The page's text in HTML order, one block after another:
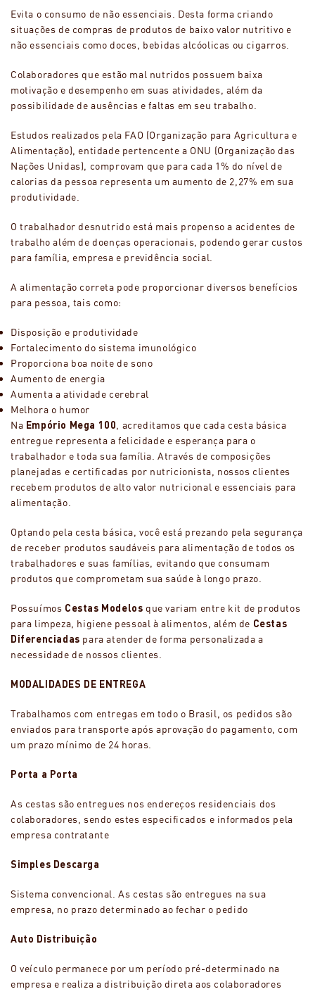
Evita o consumo de não essenciais. Desta forma criando
situações de compras de produtos de baixo valor nutritivo e
não essenciais como doces, bebidas alcóolicas ou cigarros.
Colaboradores que estão mal nutridos possuem baixa
motivação e desempenho em suas atividades, além da
possibilidade de ausências e faltas em seu trabalho.
Estudos realizados pela FAO (Organização para Agricultura e
Alimentação), entidade pertencente a ONU (Organização das
Nações Unidas), comprovam que para cada 1% do nível de
calorias da pessoa representa um aumento de 2,27% em sua
produtividade.
O trabalhador desnutrido está mais propenso a acidentes de
trabalho além de doenças operacionais, podendo gerar custos
para família, empresa e previdência social.
A alimentação correta pode proporcionar diversos benefícios
para pessoa, tais como:
Disposição e produtividade
Fortalecimento do sistema imunológico
Proporciona boa noite de sono
Aumento de energia
Aumenta a atividade cerebral
Melhora o humor
Na Empório Mega 100, acreditamos que cada cesta básica
entregue representa a felicidade e esperança para o
trabalhador e toda sua família. Através de composições
planejadas e certificadas por nutricionista, nossos clientes
recebem produtos de alto valor nutricional e essenciais para
alimentação.
Optando pela cesta básica, você está prezando pela segurança
de receber produtos saudáveis para alimentação de todos os
trabalhadores e suas famílias, evitando que consumam
produtos que comprometam sua saúde à longo prazo.
Possuímos Cestas Modelos que variam entre kit de produtos
para limpeza, higiene pessoal à alimentos, além de Cestas
Diferenciadas para atender de forma personalizada a
necessidade de nossos clientes.
MODALIDADES DE ENTREGA
Trabalhamos com entregas em todo o Brasil, os pedidos são
enviados para transporte após aprovação do pagamento, com
um prazo mínimo de 24 horas.
Porta a Porta
As cestas são entregues nos endereços residenciais dos
colaboradores, sendo estes especificados e informados pela
empresa contratante
Simples Descarga
Sistema convencional. As cestas são entregues na sua
empresa, no prazo determinado ao fechar o pedido
Auto Distribuição
O veículo permanece por um período pré-determinado na
empresa e realiza a distribuição direta aos colaboradores